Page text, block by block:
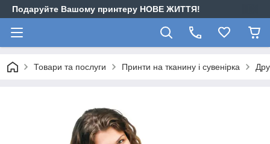
Подаруйте Вашому принтеру НОВЕ ЖИТТЯ!
Товари та послуги Принти на тканину і сувенірка